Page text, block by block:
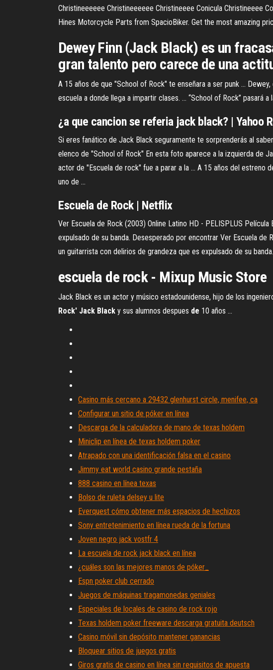
Christineeeeee Christineeeeee Christineeee Conicula Christineeee
Hines Motorcycle Parts from SpacioBiker. Get the most amazing
Dewey Finn (Jack Black) es un
gran talento pero carece de una
A 15 años de que "School of Rock" te enseñara a ser punk ...
escuela a donde llega a impartir clases. ... “School of Rock” pasará
¿a que cancion se referia jack black? | Yahoo
Si eres fanático de Jack Black seguramente te sorprenderás al
elenco de "School of Rock" En esta foto aparece a la izquierda de
actor de "Escuela de rock" fue a parar a la ... A 15 años del
uno de ...
Escuela de Rock | Netflix
Ver Escuela de Rock (2003) Online Latino HD - PELISPLUS
expulsado de su banda. Desesperado por encontrar Ver Escuela
un guitarrista con delirios de grandeza que es expulsado de su
escuela de rock - Mixup Music Store
Jack Black es un actor y músico estadounidense, hijo de los
Rock' Jack Black y sus alumnos despues de 10 años ...
Casino más cercano a 29432 glenhurst circle, menifee, ca
Configurar un sitio de póker en línea
Descarga de la calculadora de mano de texas holdem
Miniclip en línea de texas holdem poker
Atrapado con una identificación falsa en el casino
Jimmy eat world casino grande pestaña
888 casino en línea texas
Bolso de ruleta delsey u lite
Everquest cómo obtener más espacios de hechizos
Sony entretenimiento en línea rueda de la fortuna
Joven negro jack vostfr 4
La escuela de rock jack black en línea
¿cuáles son las mejores manos de póker_
Espn poker club cerrado
Juegos de máquinas tragamonedas geniales
Especiales de locales de casino de rock rojo
Texas holdem poker freeware descarga gratuita deutsch
Casino móvil sin depósito mantener ganancias
Bloquear sitios de juegos gratis
Giros gratis de casino en línea sin requisitos de apuesta